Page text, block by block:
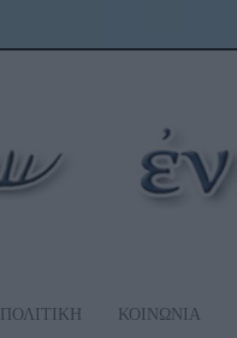
ΠΟΛΙΤΙΚΗ ΚΟΙΝΩΝΙΑ